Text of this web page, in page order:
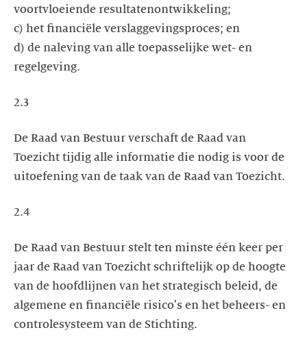
voortvloeiende resultatenontwikkeling;
c) het financiële verslaggevingsproces; en
d) de naleving van alle toepasselijke wet- en
regelgeving.
2.3
De Raad van Bestuur verschaft de Raad van
Toezicht tijdig alle informatie die nodig is voor de
uitoefening van de taak van de Raad van Toezicht.
2.4
De Raad van Bestuur stelt ten minste één keer per
jaar de Raad van Toezicht schriftelijk op de hoogte
van de hoofdlijnen van het strategisch beleid, de
algemene en financiële risico's en het beheers- en
controlesysteem van de Stichting.